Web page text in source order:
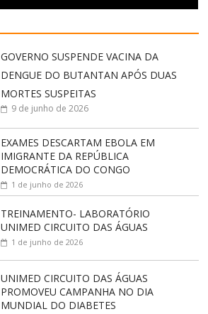
GOVERNO SUSPENDE VACINA DA
DENGUE DO BUTANTAN APÓS DUAS
MORTES SUSPEITAS
9 de junho de 2026
EXAMES DESCARTAM EBOLA EM
IMIGRANTE DA REPÚBLICA
DEMOCRÁTICA DO CONGO
1 de junho de 2026
TREINAMENTO- LABORATÓRIO
UNIMED CIRCUITO DAS ÁGUAS
1 de junho de 2026
UNIMED CIRCUITO DAS ÁGUAS
PROMOVEU CAMPANHA NO DIA
MUNDIAL DO DIABETES